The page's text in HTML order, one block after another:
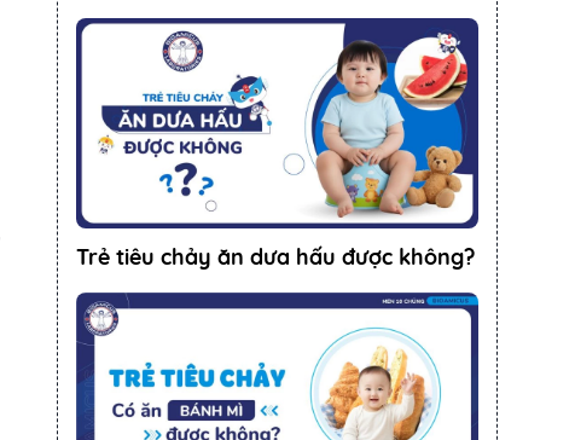
Trẻ tiêu chảy ăn dưa hấu được không?